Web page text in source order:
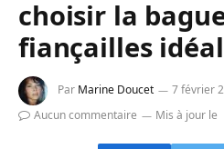
choisir la
fiançailles
Par Marine Doucet 7 février
Aucun commentaire
Mis à jour le